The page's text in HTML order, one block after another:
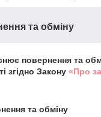
та обміну
повернення та
згідно Закону «Про
та обміну